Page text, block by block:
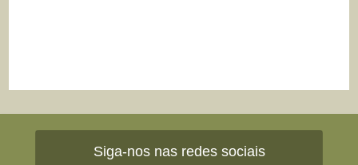
Siga-nos nas redes sociais